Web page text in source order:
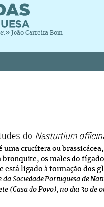
João Carreira Bom
do Nasturtium
uma crucífera ou
os males do
está ligado à formação dos
Sociedade Portuguesa de
(Casa do Povo), no dia 30 de